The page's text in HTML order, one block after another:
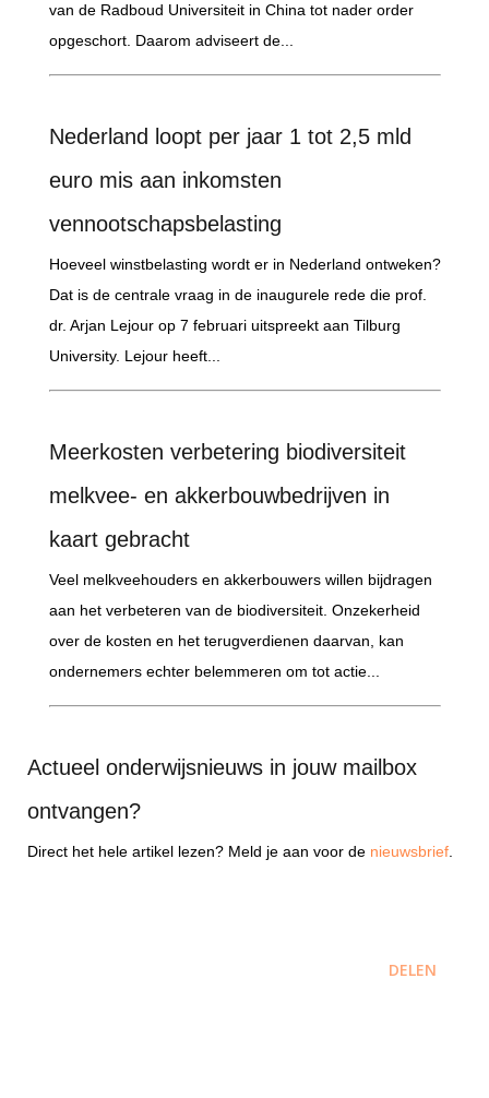
van de Radboud Universiteit in China tot nader order
opgeschort. Daarom adviseert de...
Nederland loopt per jaar 1 tot 2,5 mld
euro mis aan inkomsten
vennootschapsbelasting
Hoeveel winstbelasting wordt er in Nederland ontweken?
Dat is de centrale vraag in de inaugurele rede die prof.
dr. Arjan Lejour op 7 februari uitspreekt aan Tilburg
University. Lejour heeft...
Meerkosten verbetering biodiversiteit
melkvee- en akkerbouwbedrijven in
kaart gebracht
Veel melkveehouders en akkerbouwers willen bijdragen
aan het verbeteren van de biodiversiteit. Onzekerheid
over de kosten en het terugverdienen daarvan, kan
ondernemers echter belemmeren om tot actie...
Actueel onderwijsnieuws in jouw mailbox
ontvangen?
Direct het hele artikel lezen? Meld je aan voor de nieuwsbrief
DELEN